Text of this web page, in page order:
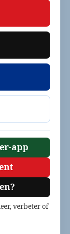
app
verbeter of